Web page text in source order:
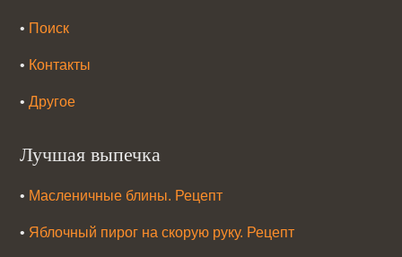
• Поиск
• Контакты
•Другое
Лучшая выпечка
• Масленичные блины. Рецепт
• Яблочный пирог на скорую руку. Рецепт